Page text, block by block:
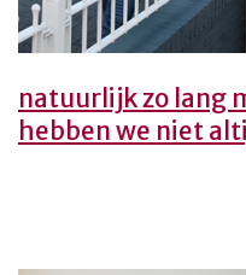
natuurlijk zo lang
hebben we niet